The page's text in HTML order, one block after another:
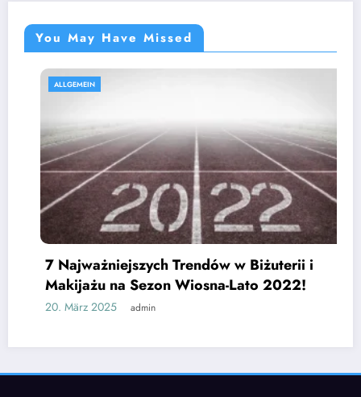
You May Have Missed
Trendów w Biżuterii i
na Sezon Wiosna-Lato 2022!
März 2025 admin